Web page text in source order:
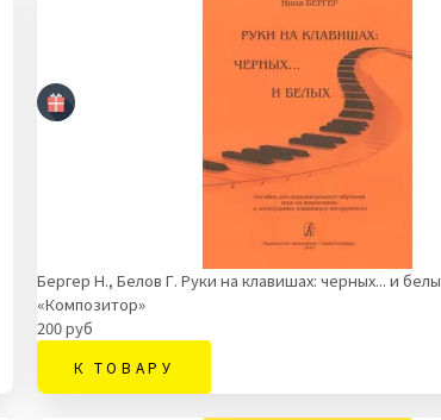
Бергер Н., Белов Г. Руки на клавишах: черных... и
«Композитор»
200 руб
К ТОВАРУ